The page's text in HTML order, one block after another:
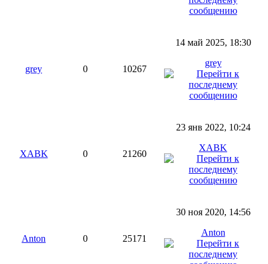
grey 0 10267
14 май 2025, 18:30
grey
XABK 0 21260
23 янв 2022, 10:24
XABK
Anton 0 25171
30 ноя 2020, 14:56
Anton